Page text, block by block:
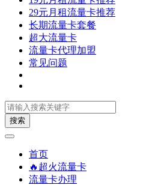
29元月租流量卡推荐
长期流量卡套餐
超大流量卡
流量卡代理加盟
常见问题
搜索
首页
🔥超火流量卡
流量卡办理